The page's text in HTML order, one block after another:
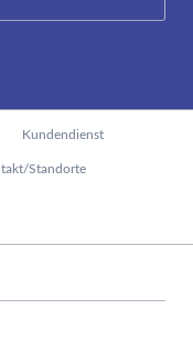
Kundendienst
Standorte